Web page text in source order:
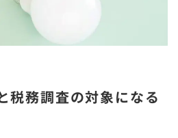
税務調査の対象になる